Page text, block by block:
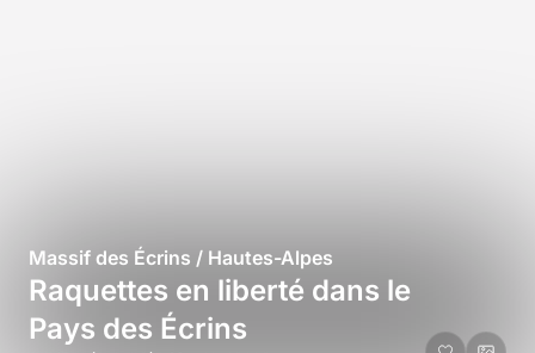
Massif des Écrins / Hautes-Alpes
Raquettes en liberté dans le
Pays des Écrins